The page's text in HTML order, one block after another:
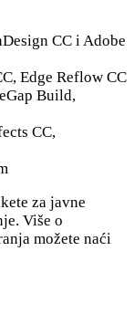
CC i Adobe
Edge Reflow CC
Build,
CC,
za javne
Više o
možete naći